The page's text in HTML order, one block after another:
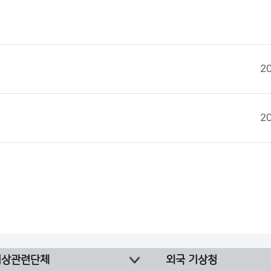
관련단체 외국 기상청